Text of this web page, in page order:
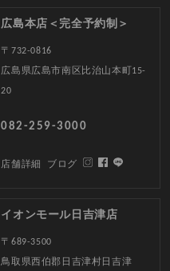
広島本店＜完全予約制＞
〒732-0816
広島県広島市南区比治山本町15-
20
082-259-3000
店舗詳細 ブログ
イオンモール日吉津店
〒689-3500
鳥取県西伯郡日吉津村日吉津